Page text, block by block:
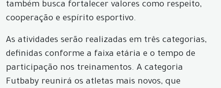
também busca fortalecer valores como respeito,
cooperação e espírito esportivo.
As atividades serão realizadas em três categorias,
definidas conforme a faixa etária e o tempo de
participação nos treinamentos. A categoria
Futbaby reunirá os atletas mais novos, que